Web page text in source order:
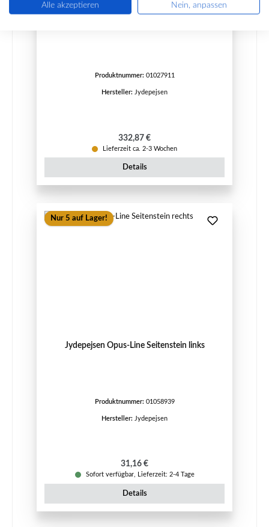
Produktnummer: 01027911
Hersteller: Jydepejsen
Regulärer Preis:
332,87 €
Lieferzeit ca. 2-3 Wochen
Details
Nur 5 auf Lager!
Jydepejsen Opus-Line Seitenstein links
Produktnummer: 01058939
Hersteller: Jydepejsen
Regulärer Preis:
31,16 €
Sofort verfügbar, Lieferzeit: 2-4 Tage
Details
Alle akzeptieren Nein, anpassen